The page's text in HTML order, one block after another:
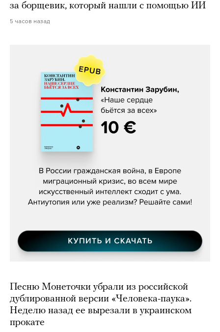
за борщевик, который нашли с помощью ИИ
5 часов назад
Константин Зарубин, «Наше сердце
Песню Монеточки убрали из российской
дублированной версии «Человека-паука».
Неделю назад ее вырезали в украинском
прокате